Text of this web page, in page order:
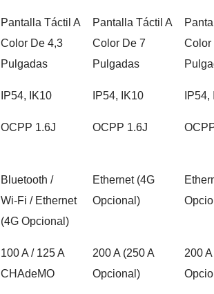
Pantalla Táctil A
Color De 4,3
Pulgadas
Pantalla Táctil A
Color De 7
Pulgadas
Color
IP54, IK10 IP54, IK10
OCPP 1.6J OCPP 1.6J
Bluetooth /
Wi‑Fi / Ethernet
(4G Opcional)
Ethernet (4G
Opcional)
100 A / 125 A
CHAdeMO
200 A (250 A
Opcional)
200